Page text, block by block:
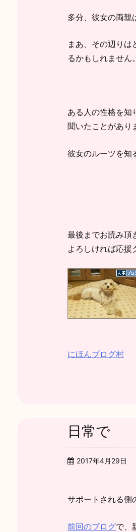
多分、彼女の両親
まあ、その辺り
るかもしれません。
ある人の性格を知
聞いたことがあり
彼女のルーツを知
最後までお読み頂
よろしければ応援
にほんブログ村
日常で
2017年4月29日
サポートされる側
前回のブログで、